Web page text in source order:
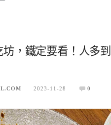
坊，鐵定要看！人多
2023-11-28 0